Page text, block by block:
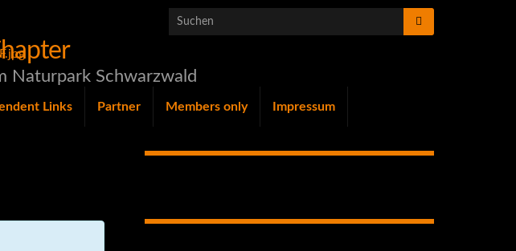
Search for:
Naturpark Schwarzwald
Links Partner Members only Impressum